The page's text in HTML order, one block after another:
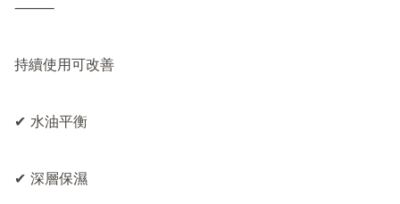
⸻
持續使用可改善
✔ 水油平衡
✔ 深層保濕